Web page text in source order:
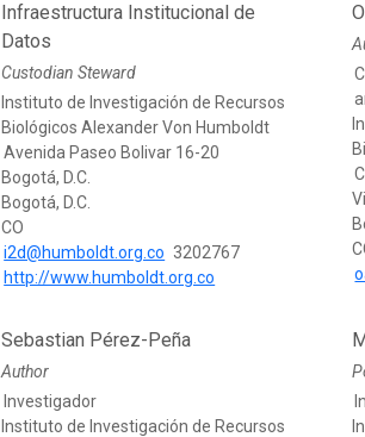
Infraestructura Institucional de
Datos
Custodian Steward
Instituto de Investigación de Recursos
Biológicos Alexander Von Humboldt
Avenida Paseo Bolivar 16-20
Bogotá, D.C.
Bogotá, D.C.
CO
i2d@humboldt.org.co 3202767
http://www.humboldt.org.co
Sebastian Pérez-Peña
Author
Investigador
Instituto de Investigación de Recursos